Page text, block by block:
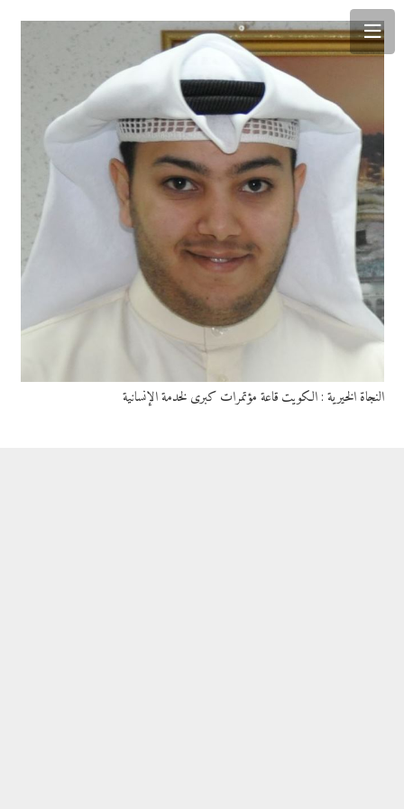
النجاة الخيرية : الكويت قاعة مؤتمرات كبرى لخدمة الإنسانية